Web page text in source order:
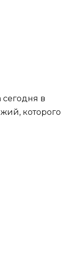
сегодня в
которого